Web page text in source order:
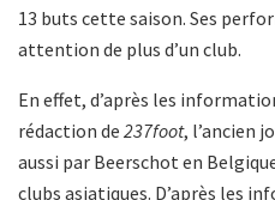
13 buts cette saison. Ses
attention de plus d’un club.
En effet, d’après les
rédaction de 237foot, l’ancien
aussi par Beerschot en
clubs asiatiques. D’après les